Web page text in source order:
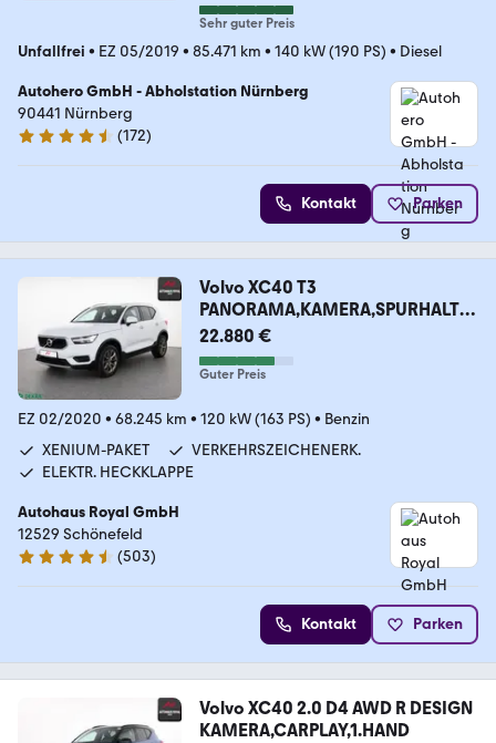
Sehr guter Preis
Unfallfrei • EZ 05/2019 • 85.471 km • 140 kW (190 PS) • Diesel
Autohero GmbH - Abholstation Nürnberg
90441 Nürnberg
4.5 Sterne
(172)
Kontakt Parken
Volvo XC40 T3
PANORAMA,KAMERA,SPURHALTE,
AHK,SH,1.HD
22.880 €
Guter Preis
EZ 02/2020 • 68.245 km • 120 kW (163 PS) • Benzin
XENIUM-PAKET
VERKEHRSZEICHENERK.
ELEKTR. HECKKLAPPE
Autohaus Royal GmbH
12529 Schönefeld
4.7 Sterne
(503)
Kontakt Parken
Volvo XC40 2.0 D4 AWD R DESIGN
KAMERA,CARPLAY,1.HAND